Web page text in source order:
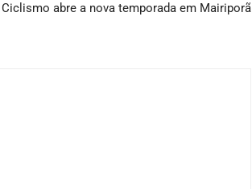
Ciclismo abre a nova temporada em Mairiporã